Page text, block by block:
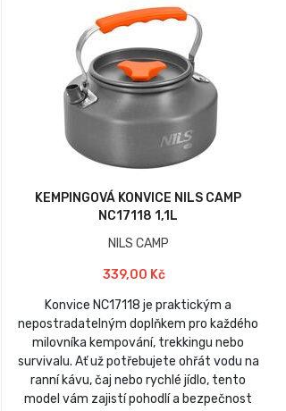
KEMPINGOVÁ KONVICE NILS CAMP
NC17118 1,1L
NILS CAMP
339,00 Kč
Konvice NC17118 je praktickým a
nepostradatelným doplňkem pro každého
milovníka kempování, trekkingu nebo
survivalu. Ať už potřebujete ohřát vodu na
ranní kávu, čaj nebo rychlé jídlo, tento
model vám zajistí pohodlí a bezpečnost